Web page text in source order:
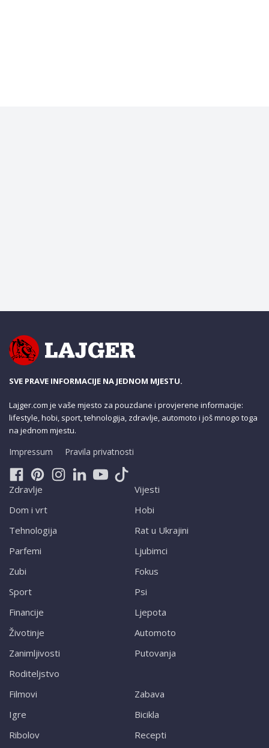
SVE PRAVE INFORMACIJE NA JEDNOM MJESTU.
Lajger.com je vaše mjesto za pouzdane i provjerene informacije:
lifestyle, hobi, sport, tehnologija, zdravlje, automoto i još mnogo toga
na jednom mjestu.
Impressum Pravila privatnosti
Zdravlje
Dom i vrt
Tehnologija
Parfemi
Zubi
Sport
Financije
Životinje
Zanimljivosti
Roditeljstvo
Vijesti
Hobi
Rat u Ukrajini
Ljubimci
Fokus
Psi
Ljepota
Automoto
Putovanja
Filmovi
Igre
Ribolov
Zabava
Bicikla
Recepti